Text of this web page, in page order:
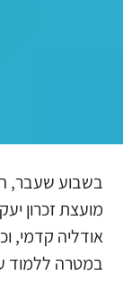
בשבוע שעבר,
מועצת זכרון
אודליה קדמי,
במטרה ללמוד